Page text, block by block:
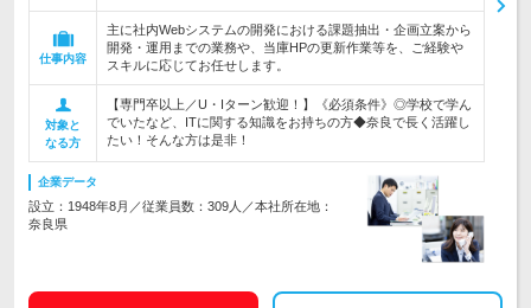
仕事内容
主に社内Webシステムの開発における課題抽出・企画立案から
開発・運用までの業務や、当庫HPの更新作業等を、ご経験や
スキルに応じてお任せします。
対象と
なる方
【専門卒以上／U・Iターン歓迎！】《必須条件》◎学校で学ん
でいたなど、ITに関する知識をお持ちの方◆奈良で長く活躍し
たい！そんな方は是非！
企業データ
設立：1948年8月／従業員数：309人／本社所在地：
奈良県